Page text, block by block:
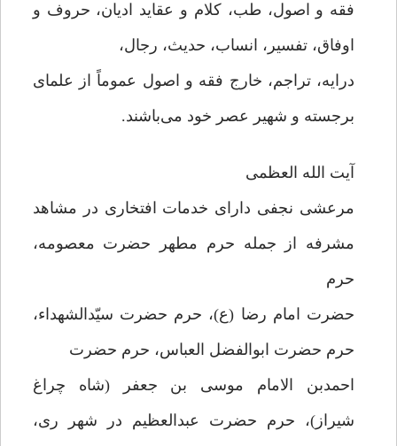
فقه و اصول، طب، کلام و عقاید ادیان، حروف و
اوفاق، تفسیر، انساب، حدیث، رجال،
درایه، تراجم، خارج فقه و اصول عموماً از علمای
برجسته و شهیر عصر خود می‌باشند.
آیت الله العظمی
مرعشی نجفی دارای خدمات افتخاری در مشاهد
مشرفه از جمله حرم مطهر حضرت معصومه،
حرم
حضرت امام رضا (ع)، حرم حضرت سیّدالشهداء،
حرم حضرت ابوالفضل العباس، حرم حضرت
احمدبن الامام موسی بن جعفر (شاه چراغ
شیراز)، حرم حضرت عبدالعظیم در شهر ری،